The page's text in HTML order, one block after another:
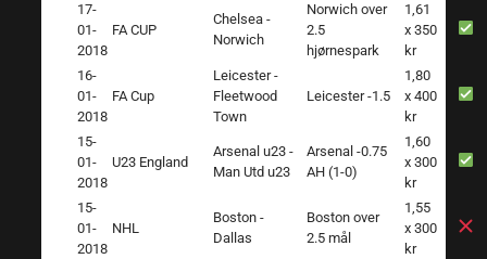
17-
01-
2018
FA CUP
Chelsea -
Norwich
Norwich over
2.5
hjørnespark
1,61
x 350
kr
16-
01-
2018
FA Cup
Leicester -
Fleetwood
Town
Leicester -1.5
1,80
x 400
kr
15-
01-
2018
U23 England
Arsenal u23 -
Man Utd u23
Arsenal -0.75
AH (1-0)
1,60
x 300
kr
15-
01-
2018
NHL
Boston -
Dallas
Boston over
2.5 mål
1,55
x 300
kr